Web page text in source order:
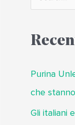
r
Purina
che
Gli italiani